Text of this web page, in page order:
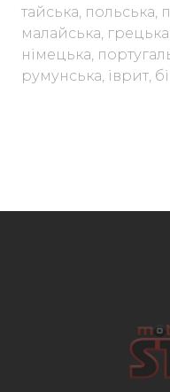
тайська, польська,
малайська,
німецька,
румунська, іврит,